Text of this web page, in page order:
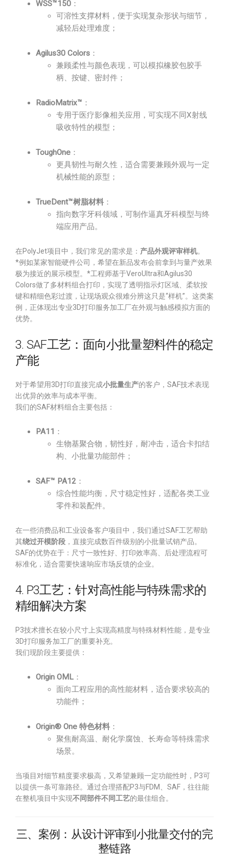
WSS™150 ：
可溶性支撑材料，便于实现复杂形状与细节，
减轻后处理难度；
Agilus30 Colors ：
兼顾柔性与颜色表现，可以模拟橡胶包胶手
柄、按键、密封件；
RadioMatrix™ ：
专用于医疗影像相关应用，可实现不同X射线
吸收特性的模型；
ToughOne ：
更具韧性与耐久性，适合需要兼顾外观与一定
机械性能的原型；
TrueDent™树脂材料 ：
指向数字牙科领域，可制作逼真牙科模型与终
端应用产品。
在PolyJet项目中，我们常见的需求是： 产品外观评审样机。
*例如某家智能硬件公司，希望在新品发布会前拿到与量产效果
极为接近的展示模型。*工程师基于VeroUltra和Agilus30
Colors做了多材料组合打印，实现了透明指示灯区域、柔软按
键和精细色彩过渡，让现场观众很难分辨这只是“样机”。这类案
例，正体现出专业3D打印服务加工厂在外观与触感模拟方面的
优势。
3. SAF工艺：面向小批量塑料件的稳定
产能
对于希望用3D打印直接完成小批量生产的客户，SAF技术表现
出优异的效率与成本平衡。
我们的SAF材料组合主要包括：
PA11 ：
生物基聚合物，韧性好，耐冲击，适合卡扣结
构、小批量功能部件；
SAF™ PA12 ：
综合性能均衡，尺寸稳定性好，适配各类工业
零件和装配件。
在一些消费品和工业设备客户项目中，我们通过SAF工艺帮助
其绕过开模阶段 ，直接完成数百件级别的小批量试销产品。
SAF的优势在于：尺寸一致性好、打印效率高、后处理流程可
标准化，适合需要快速响应市场反馈的企业。
4. P3工艺：针对高性能与特殊需求的
精细解决方案
P3技术擅长在较小尺寸上实现高精度与特殊材料性能，是专业
3D打印服务加工厂的重要补充。
我们现阶段主要提供：
Origin OML ：
面向工程应用的高性能材料，适合要求较高的
功能件；
Origin® One 特色材料 ：
聚焦耐高温、耐化学腐蚀、长寿命等特殊需求
场景。
当项目对细节精度要求极高，又希望兼顾一定功能性时，P3可
以提供一条可靠路径。通过合理搭配P3与FDM、SAF，往往能
在整机项目中实现不同部件不同工艺的最佳组合。
三、案例：从设计评审到小批量交付的完
整链路